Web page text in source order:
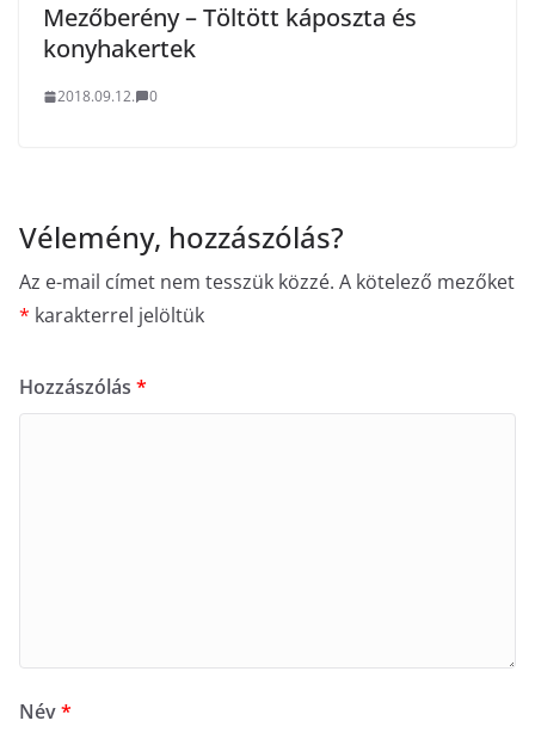
Mezőberény – Töltött káposzta és
konyhakertek
2018.09.12. 0
Vélemény, hozzászólás?
Az e-mail címet nem tesszük közzé. A kötelező mezőket
* karakterrel jelöltük
Hozzászólás *
Név*